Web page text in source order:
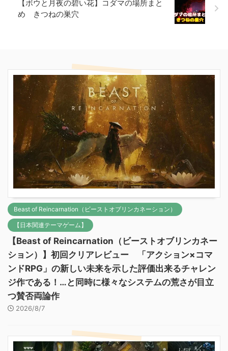
【ボウと月夜の碧い花】コダマの場所まと
め きつねの巣穴
Beast of Reincarnation（ビーストオブリンカネーション）
【日本関連テーマゲーム】
【Beast of Reincarnation（ビーストオブリンカネー
ション）】初回クリアレビュー 「アクション×コマ
ンドRPG」の新しい未来を示した評価出来るチャレン
ジ作である！…と同時に様々なシステムの荒さが目立
つ賛否両論作
2026/8/7